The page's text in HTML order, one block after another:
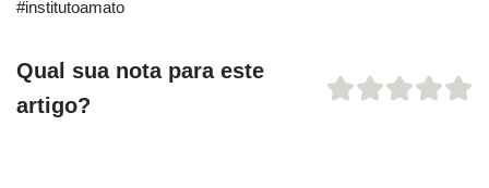
#institutoamato
Qual sua nota para este
artigo?